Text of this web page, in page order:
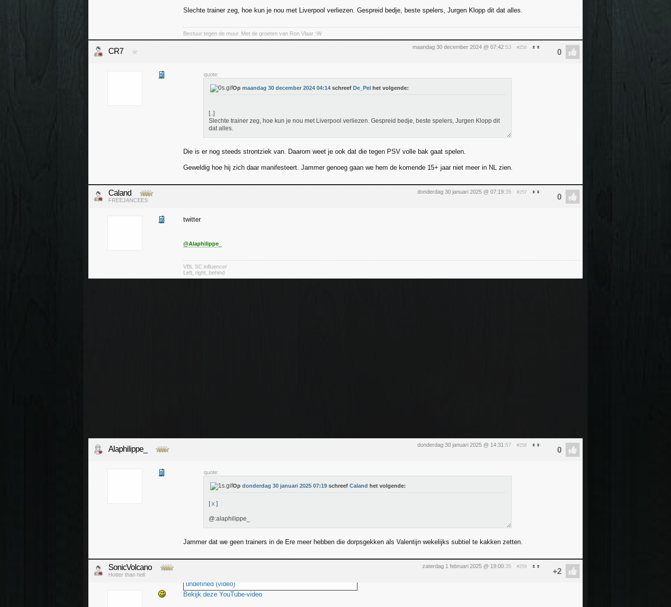
Slechte trainer zeg, hoe kun je nou met Liverpool verliezen. Gespreid bedje, beste spelers, Jurgen Klopp dit dat alles.
Bestuur tegen de muur. Met de groeten van Ron Vlaar :W
maandag 30 december 2024 @ 07:42:53 #256
CR7
quote:
Op maandag 30 december 2024 04:14 schreef De_Pel het volgende:
[..]
Slechte trainer zeg, hoe kun je nou met Liverpool verliezen. Gespreid bedje, beste spelers, Jurgen Klopp dit
dat alles.
Die is er nog steeds strontziek van. Daarom weet je ook dat die tegen PSV volle bak gaat spelen.
Geweldig hoe hij zich daar manifesteert. Jammer genoeg gaan we hem de komende 15+ jaar niet meer in NL zien.
donderdag 30 januari 2025 @ 07:19:35 #257
Caland
FREEJANCEES
twitter
@Alaphilippe_
VBL SC influencer
Left, right, behind
donderdag 30 januari 2025 @ 14:31 :57 #258
Alaphilippe_
quote:
Op donderdag 30 januari 2025 07:19 schreef Caland het volgende:
[x ]
@:alaphilippe_
Jammer dat we geen trainers in de Ere meer hebben die dorpsgekken als Valentijn wekelijks subtiel te kakken zetten.
zaterdag 1 februari 2025 @ 19:00:35 #259
SonicVolcano
Hotter than hell
undefined (video)
Bekijk deze YouTube-video